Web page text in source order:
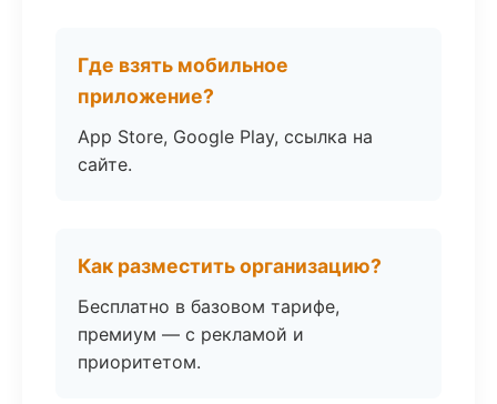
Где взять мобильное
приложение?
App Store, Google Play, ссылка на
сайте.
Как разместить организацию?
Бесплатно в базовом тарифе,
премиум — с рекламой и
приоритетом.